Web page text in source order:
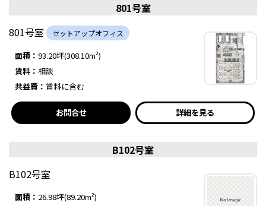
801号室
801号室
セットアップオフィス
面積： 93.20坪(308.10m²)
賃料： 相談
共益費： 賃料に含む
お問合せ 詳細を見る
B102号室
B102号室
面積： 26.98坪(89.20m²)